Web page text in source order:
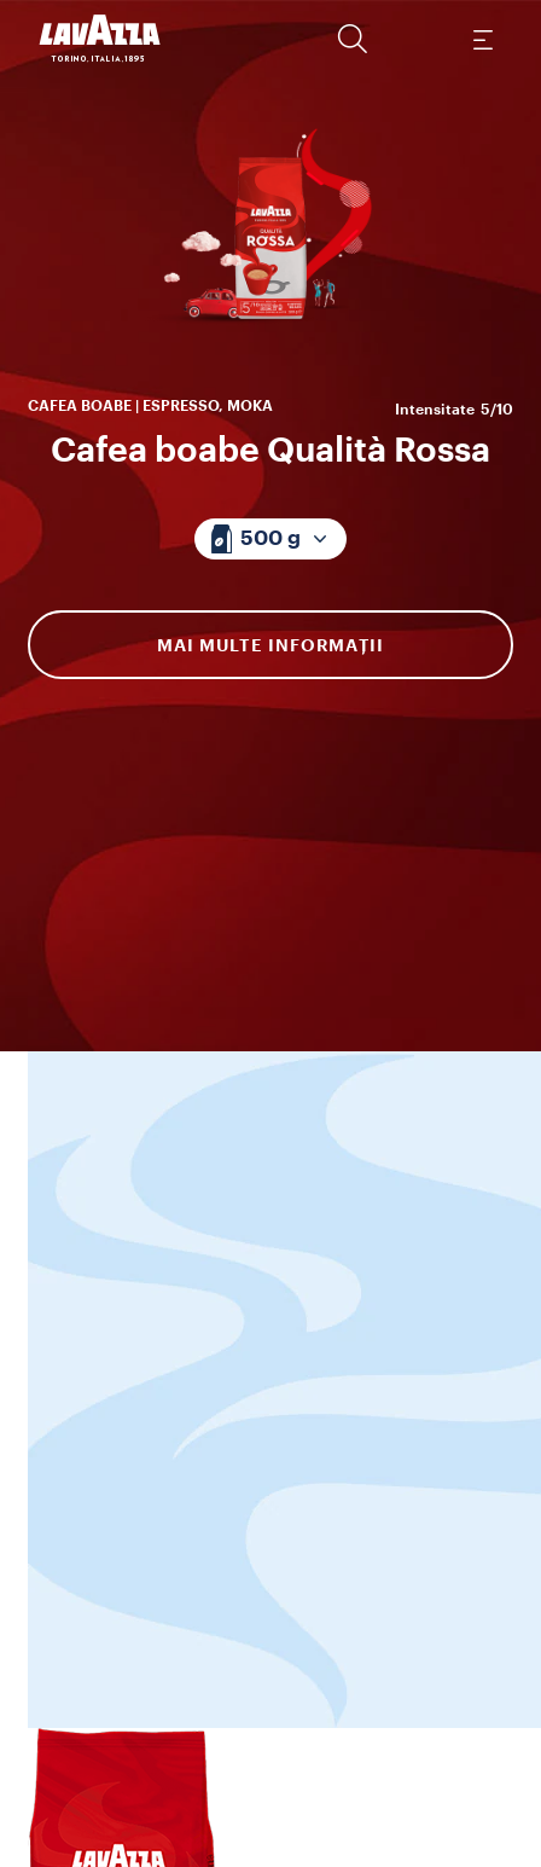
CAFEA BOABE | ESPRESSO, MOKA Intensitate 5/10
Cafea boabe Qualità Rossa
500 g
MAI MULTE INFORMAȚII